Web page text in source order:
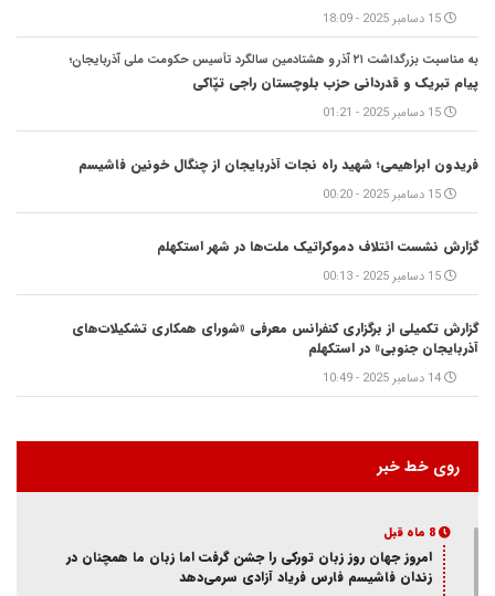
15 دسامبر 2025 - 18:09
به مناسبت بزرگداشت ۲۱ آذر و هشتادمین سالگرد تأسیس حکومت ملی آذربایجان؛
پیام تبریک و قدردانی حزب بلوچستان راجی تپّاکی
15 دسامبر 2025 - 01:21
فریدون ابراهیمی؛ شهید راه نجات آذربایجان از چنگال خونین فاشیسم
15 دسامبر 2025 - 00:20
گزارش نشست ائتلاف دموکراتیک ملت‌ها در شهر استکهلم
15 دسامبر 2025 - 00:13
گزارش تکمیلی از برگزاری کنفرانس معرفی «شورای همکاری تشکیلات‌های
آذربایجان جنوبی» در استکهلم
14 دسامبر 2025 - 10:49
روی خط خبر
8 ماه قبل
امروز جهان روز زبان تورکی را جشن گرفت اما زبان ما همچنان در
زندان فاشیسم فارس فریاد آزادی سر‌می‌دهد